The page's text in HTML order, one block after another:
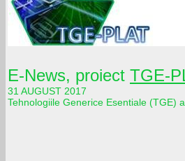
E-News, proiect TGE-
31 AUGUST 2017
Tehnologiile Generice Esentiale (TGE)